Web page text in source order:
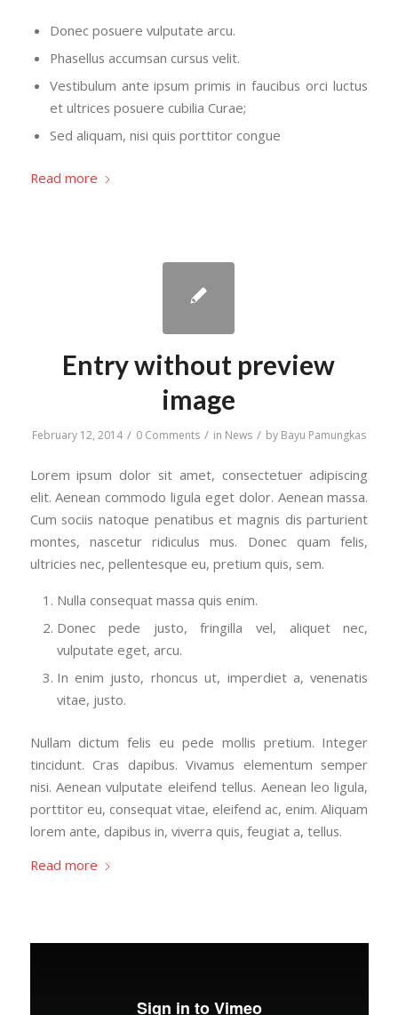
Donec posuere vulputate arcu.
Phasellus accumsan cursus velit.
Vestibulum ante ipsum primis in faucibus orci luctus
et ultrices posuere cubilia Curae;
Sed aliquam, nisi quis porttitor congue
Read more
Entry without preview
image
February 12, 2014 / 0 Comments / in News / by Bayu Pamungkas
Lorem ipsum dolor sit amet, consectetuer adipiscing
elit. Aenean commodo ligula eget dolor. Aenean massa.
Cum sociis natoque penatibus et magnis dis parturient
montes, nascetur ridiculus mus. Donec quam felis,
ultricies nec, pellentesque eu, pretium quis, sem.
Nulla consequat massa quis enim.
Donec pede justo, fringilla vel, aliquet nec,
vulputate eget, arcu.
In enim justo, rhoncus ut, imperdiet a, venenatis
vitae, justo.
Nullam dictum felis eu pede mollis pretium. Integer
tincidunt. Cras dapibus. Vivamus elementum semper
nisi. Aenean vulputate eleifend tellus. Aenean leo ligula,
porttitor eu, consequat vitae, eleifend ac, enim. Aliquam
lorem ante, dapibus in, viverra quis, feugiat a, tellus.
Read more